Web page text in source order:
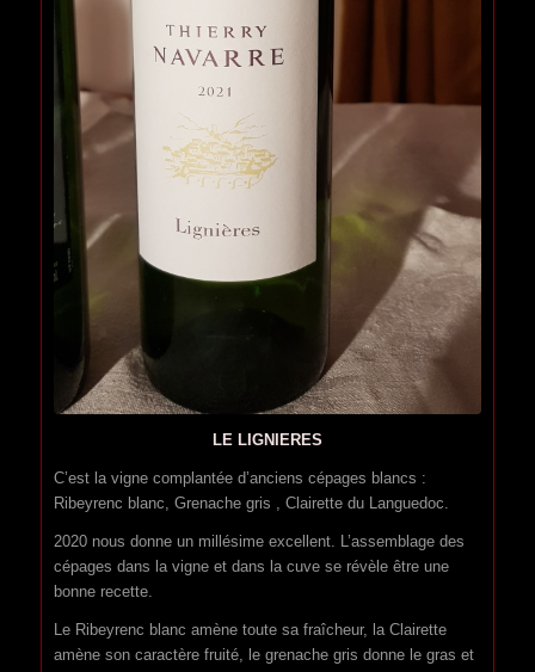
LE LIGNIERES
C’est la vigne complantée d’anciens cépages blancs :
Ribeyrenc blanc, Grenache gris , Clairette du Languedoc.
2020 nous donne un millésime excellent. L’assemblage des
cépages dans la vigne et dans la cuve se révèle être une
bonne recette.
Le Ribeyrenc blanc amène toute sa fraîcheur, la Clairette
amène son caractère fruité, le grenache gris donne le gras et